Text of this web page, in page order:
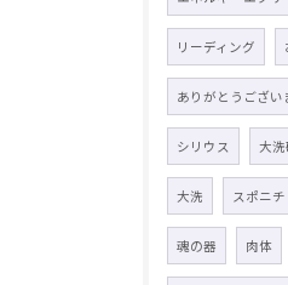
リーディング
ありがとうござい
シリウス 大
大洗 スポニチ
魂の器 肉体